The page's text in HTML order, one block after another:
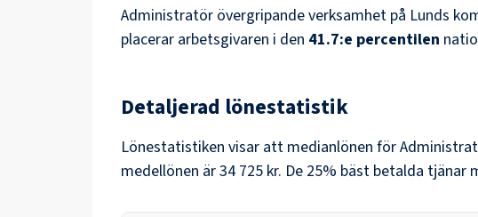
Administratör övergripande verksamhet på Lunds
placerar arbetsgivaren i den 41.7:e percentilen
Detaljerad lönestatistik
Lönestatistiken visar att medianlönen för
medellönen är34 725 kr. De 25% bäst betalda tjänar